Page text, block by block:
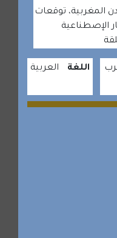
المغربية، توقعات
الإصطناعية
اللغة العربية